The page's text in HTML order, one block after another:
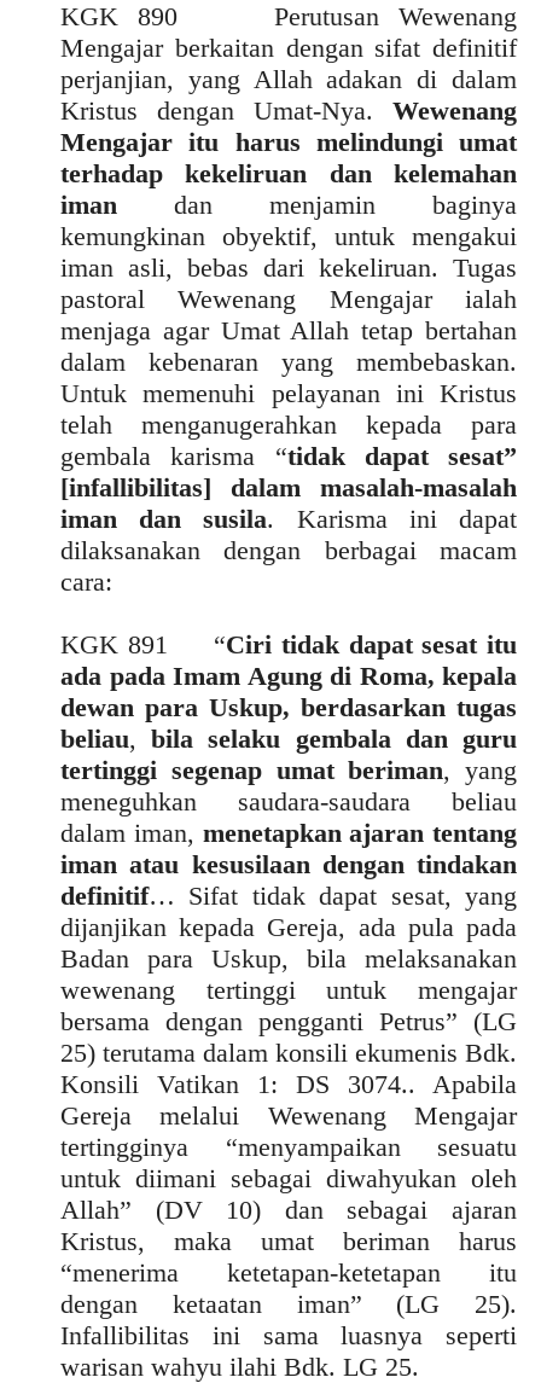
KGK 890 Perutusan Wewenang
Mengajar berkaitan dengan sifat definitif
perjanjian, yang Allah adakan di dalam
Kristus dengan Umat-Nya. Wewenang
Mengajar itu harus melindungi umat
terhadap kekeliruan dan kelemahan
iman dan menjamin baginya
kemungkinan obyektif, untuk mengakui
iman asli, bebas dari kekeliruan. Tugas
pastoral Wewenang Mengajar ialah
menjaga agar Umat Allah tetap bertahan
dalam kebenaran yang membebaskan.
Untuk memenuhi pelayanan ini Kristus
telah menganugerahkan kepada para
gembala karisma “tidak dapat sesat”
[infallibilitas] dalam masalah-masalah
iman dan susila. Karisma ini dapat
dilaksanakan dengan berbagai macam
cara:
KGK 891 “Ciri tidak dapat sesat itu
ada pada Imam Agung di Roma, kepala
dewan para Uskup, berdasarkan tugas
beliau,bila selaku gembala dan guru
tertinggi segenap umat beriman, yang
meneguhkan saudara-saudara beliau
dalam iman, menetapkan ajaran tentang
iman atau kesusilaan dengan tindakan
definitif… Sifat tidak dapat sesat, yang
dijanjikan kepada Gereja, ada pula pada
Badan para Uskup, bila melaksanakan
wewenang tertinggi untuk mengajar
bersama dengan pengganti Petrus” (LG
25) terutama dalam konsili ekumenis Bdk.
Konsili Vatikan 1: DS 3074.. Apabila
Gereja melalui Wewenang Mengajar
tertingginya “menyampaikan sesuatu
untuk diimani sebagai diwahyukan oleh
Allah” (DV 10) dan sebagai ajaran
Kristus, maka umat beriman harus
“menerima ketetapan-ketetapan itu
dengan ketaatan iman” (LG 25).
Infallibilitas ini sama luasnya seperti
warisan wahyu ilahi Bdk. LG 25.